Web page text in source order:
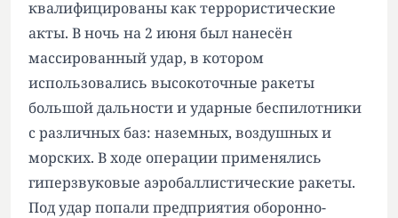
квалифицированы как террористические
акты. В ночь на 2 июня был нанесён
массированный удар, в котором
использовались высокоточные ракеты
большой дальности и ударные беспилотники
с различных баз: наземных, воздушных и
морских. В ходе операции применялись
гиперзвуковые аэробаллистические ракеты.
Под удар попали предприятия оборонно-